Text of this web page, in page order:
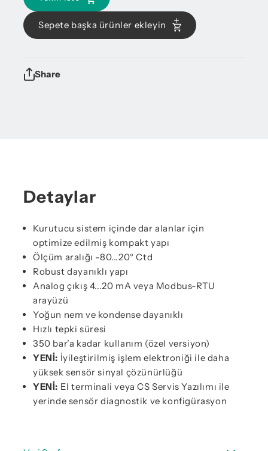
Sepete başka ürünler ekleyin
Share
Detaylar
Kurutucu sistem içinde dar alanlar için
optimize edilmiş kompakt yapı
Ölçüm aralığı -80...20° Ctd
Robust dayanıklı yapı
Analog çıkış 4...20 mA veya Modbus-RTU
arayüzü
Yoğun nem ve kondense dayanıklı
Hızlı tepki süresi
350 bar’a kadar kullanım (özel versiyon)
YENİ: İyileştirilmiş işlem elektroniği ile daha
yüksek sensör sinyal çözünürlüğü
YENİ: El terminali veya CS Servis Yazılımı ile
yerinde sensör diagnostik ve konfigürasyon